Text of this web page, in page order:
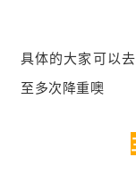
具体的大家可以
至多次降重噢